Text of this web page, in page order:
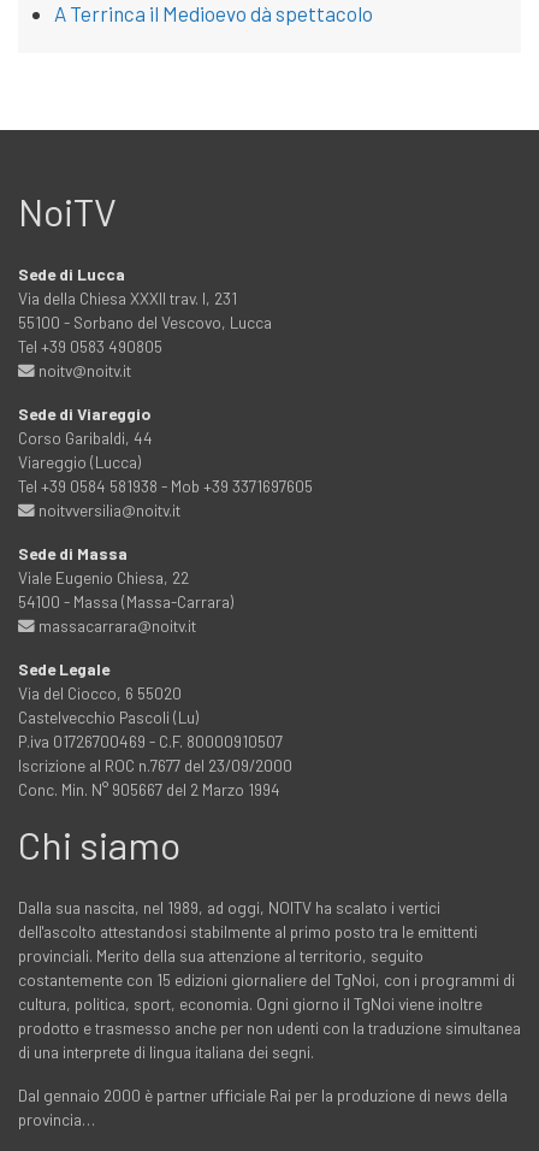
A Terrinca il Medioevo dà spettacolo
NoiTV
Sede di Lucca
Via della Chiesa XXXII trav. I, 231
55100 - Sorbano del Vescovo, Lucca
Tel +39 0583 490805
noitv@noitv.it
Sede di Viareggio
Corso Garibaldi, 44
Viareggio (Lucca)
Tel +39 0584 581938 - Mob +39 3371697605
noitvversilia@noitv.it
Sede di Massa
Viale Eugenio Chiesa, 22
54100 - Massa (Massa-Carrara)
massacarrara@noitv.it
Sede Legale
Via del Ciocco, 6 55020
Castelvecchio Pascoli (Lu)
P.iva 01726700469 - C.F. 80000910507
Iscrizione al ROC n.7677 del 23/09/2000
Conc. Min. N° 905667 del 2 Marzo 1994
Chi siamo
Dalla sua nascita, nel 1989, ad oggi, NOITV ha scalato i vertici
dell'ascolto attestandosi stabilmente al primo posto tra le emittenti
provinciali. Merito della sua attenzione al territorio, seguito
costantemente con 15 edizioni giornaliere del TgNoi, con i programmi di
cultura, politica, sport, economia. Ogni giorno il TgNoi viene inoltre
prodotto e trasmesso anche per non udenti con la traduzione simultanea
di una interprete di lingua italiana dei segni.
Dal gennaio 2000 è partner ufficiale Rai per la produzione di news della
provincia…